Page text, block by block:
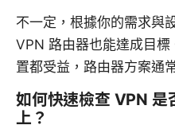
不一定，根據你的需求與
VPN 路由器也能達成目
置都受益，路由器方案通
如何快速檢查 VPN
上？